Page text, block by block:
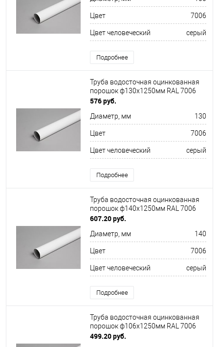
Цвет 7006
Цвет человеческий серый
Подробнее
Труба водосточная оцинкованная
порошок ф130х1250мм RAL 7006
576 руб.
Диаметр, мм 130
Цвет 7006
Цвет человеческий серый
Подробнее
Труба водосточная оцинкованная
порошок ф140х1250мм RAL 7006
607.20 руб.
Диаметр, мм 140
Цвет 7006
Цвет человеческий серый
Подробнее
Труба водосточная оцинкованная
порошок ф106х1250мм RAL 7006
499.20 руб.